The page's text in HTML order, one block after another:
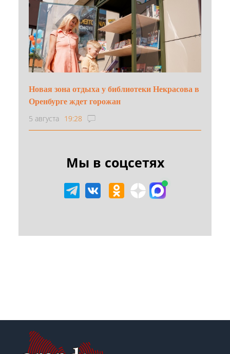
Новая зона отдыха у библиотеки Некрасова в
Оренбурге ждет горожан
5 августа 19:28
Мы в соцсетях